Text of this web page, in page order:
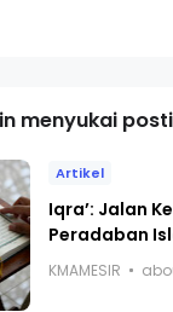
menyukai
Artikel
Iqra’: Jalan
Peradaban
KMAMESIR